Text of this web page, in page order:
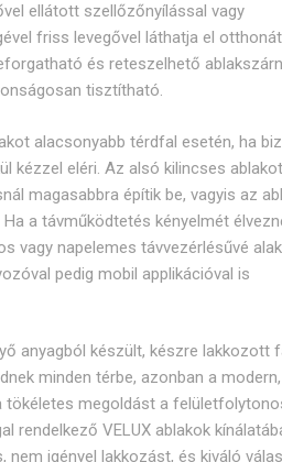
ellátott szellőzőnyílással vagy
friss levegővel láthatja el otthonát
és reteszelhető
tisztítható.
alacsonyabb térdfal esetén, ha
kézzel eléri. Az alsó kilincses
magasabbra építik be, vagyis az
a távműködtetés kényelmét
vagy napelemes távvezérlésűvé
pedig mobil applikációval is
anyagból készült, készre lakkozott
minden térbe, azonban a modern,
tökéletes megoldást a
rendelkező VELUX ablakok
nem igényel lakkozást, és kiváló